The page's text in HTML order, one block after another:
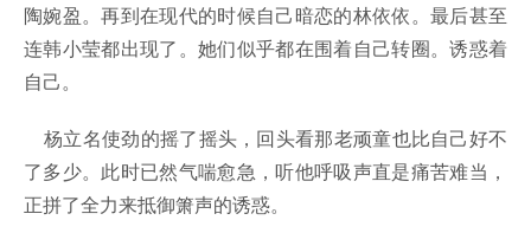
陶婉盈。再到在现代的时候自己暗恋的林依依。最后甚至
连韩小莹都出现了。她们似乎都在围着自己转圈。诱惑着
自己。
杨立名使劲的摇了摇头，回头看那老顽童也比自己好不
了多少。此时已然气喘愈急，听他呼吸声直是痛苦难当，
正拼了全力来抵御箫声的诱惑。